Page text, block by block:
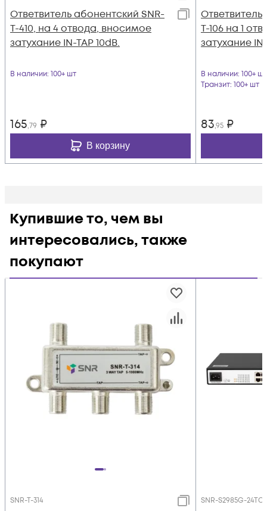
Ответвитель абонентский SNR-
T-410, на 4 отвода, вносимое
затухание IN-TAP 10dB.
В наличии: 100+ шт
165,79 ₽
В корзину
Ответвитель
T-106 на 1
затухание
В наличии: 100+ шт
Транзит: 100+ шт
83,95 ₽
Купившие то, чем вы
интересовались, также
покупают
SNR-T-314 SNR-S2985G-24TC